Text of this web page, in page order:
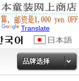
Translate
品牌选择